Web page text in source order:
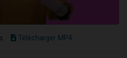
Télécharger MP4